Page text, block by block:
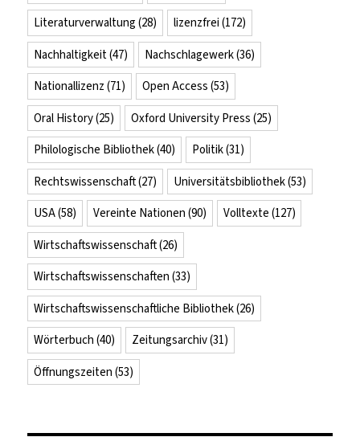
Literaturverwaltung (28) lizenzfrei (172)
Nachhaltigkeit(47) Nachschlagewerk(36)
Nationallizenz (71) Open Access (53)
Oral History(25) Oxford University Press (25)
Philologische Bibliothek(40) Politik(31)
Rechtswissenschaft(27) Universitätsbibliothek(53)
USA(58) Vereinte Nationen (90) Volltexte (127)
Wirtschaftswissenschaft(26)
Wirtschaftswissenschaften (33)
Wirtschaftswissenschaftliche Bibliothek(26)
Wörterbuch (40) Zeitungsarchiv(31)
Öffnungszeiten (53)